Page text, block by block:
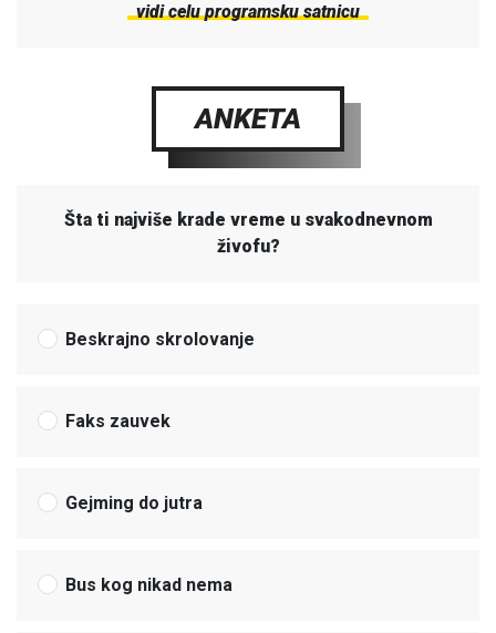
vidi celu programsku satnicu
ANKETA
Šta ti najviše krade vreme u svakodnevnom
živofu?
Beskrajno skrolovanje
Faks zauvek
Gejming do jutra
Bus kog nikad nema